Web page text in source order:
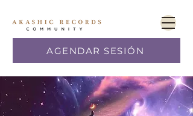
AGENDAR SESIÓN